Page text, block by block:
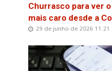
Churrasco para ver
mais caro desde a
29 de junho de 2026 11:21